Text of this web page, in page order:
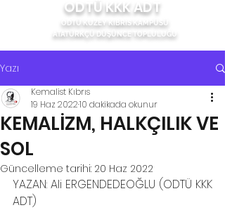
ODTÜ KKK ADT
ODTÜ KUZEY KIBRIS KAMPÜSÜ
ATATÜRKÇÜ DÜŞÜNCE TOPLULUĞU
Yazı
KEMALİZM, HALKÇILIK VE
SOL
Kemalist Kıbrıs
19 Haz 202210 dakikada okunur
Güncelleme tarihi: 20 Haz 2022
YAZAN: Ali ERGENDEDEOĞLU (ODTÜ KKK
ADT)